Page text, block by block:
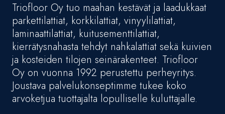
Triofloor Oy tuo maahan kestävät ja laadukkaat
parkettilattiat, korkkilattiat, vinyylilattiat,
laminaattilattiat, kuitusementtilattiat,
kierrätysnahasta tehdyt nahkalattiat sekä kuivien
ja kosteiden tilojen seinärakenteet. Triofloor
Oy on vuonna 1992 perustettu perheyritys.
Joustava palvelukonseptimme tukee koko
arvoketjua tuottajalta lopulliselle kuluttajalle.